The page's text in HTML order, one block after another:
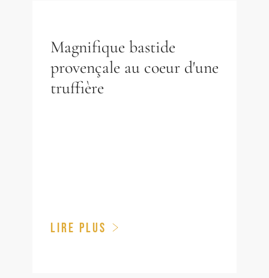
Magnifique bastide
provençale au coeur d'une
truffière
LIRE PLUS